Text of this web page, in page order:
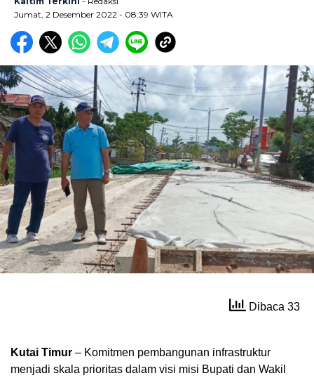
Jumat, 2 Desember 2022 - 08:39 WITA
Dibaca 33
Kutai Timur – Komitmen pembangunan infrastruktur
menjadi skala prioritas dalam visi misi Bupati dan Wakil